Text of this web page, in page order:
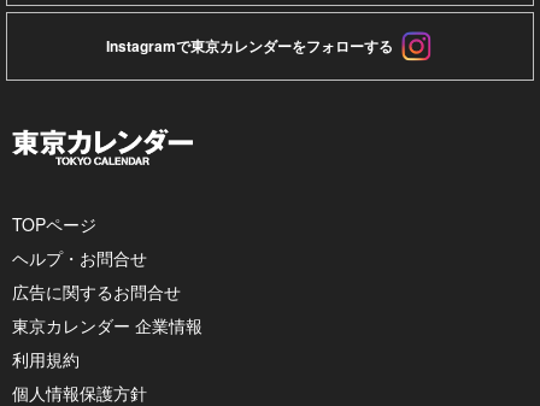
Instagramで東京カレンダーをフォローする
TOPページ
ヘルプ・お問合せ
広告に関するお問合せ
東京カレンダー 企業情報
利用規約
個人情報保護方針